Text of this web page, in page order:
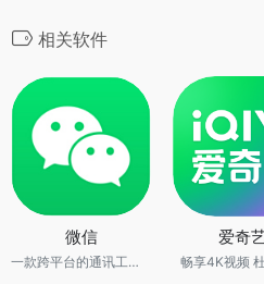
相关软件
微信
一款跨平台的通讯工具。
爱奇
畅享4K视频